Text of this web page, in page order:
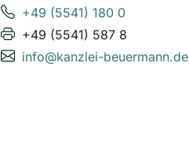
+49 (5541) 180 0
+49 (5541) 587 8
info@kanzlei-beuermann.de